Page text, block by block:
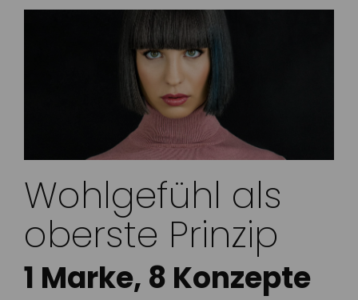
Wohlgefühl als
oberste Prinzip
1 Marke, 8 Konzepte